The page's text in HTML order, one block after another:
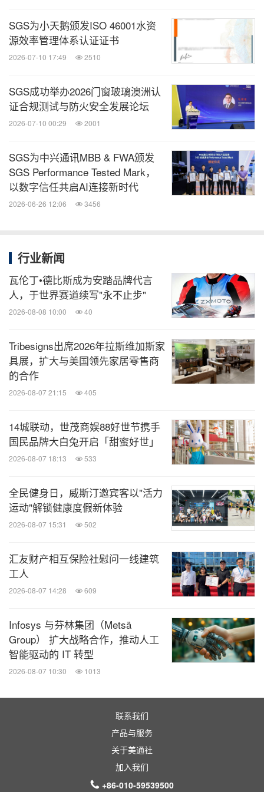
ww.sgsonline.com.cn
消息来源：SGS通标标准技术服务有限公司
相关链接：
https://www.sgsgroup.com.cn/
微信公众号“知消”发布全球消费品、零售、时
尚、物流行业最新动态。扫描二维码，立即
订阅！
分享到：
SGS为小天鹅颁发ISO 46001水资
源效率管理体系认证证书
2026-07-10 17:49 2510
SGS成功举办2026门窗玻璃澳洲认
证合规测试与防火安全发展论坛
2026-07-10 00:29 2001
SGS为中兴通讯MBB & FWA颁发
SGS Performance Tested Mark，
以数字信任共启AI连接新时代
2026-06-26 12:06 3456
行业新闻
瓦伦丁•德比斯成为安踏品牌代言
人，于世界赛道续写"永不止步"
2026-08-08 10:00 40
Tribesigns出席2026年拉斯维加斯家
具展，扩大与美国领先家居零售商
的合作
2026-08-07 21:15 405
14城联动，世茂商娱88好世节携手
国民品牌大白兔开启「甜蜜好世」
2026-08-07 18:13 533
全民健身日，威斯汀邀宾客以"活力
运动"解锁健康度假新体验
2026-08-07 15:31 502
汇友财产相互保险社慰问一线建筑
工人
2026-08-07 14:28 609
Infosys 与芬林集团（Metsä
Group） 扩大战略合作，推动人工
智能驱动的 IT 转型
2026-08-07 10:30 1013
联系我们
产品与服务
关于美通社
加入我们
+86-010-59539500